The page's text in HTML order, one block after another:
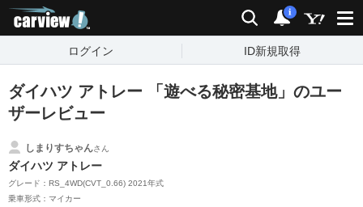
検索 通知
i
ログイン ID新規取得
ダイハツ アトレー 「遊べる秘密基地」のユー
ザーレビュー
しまりすちゃんさん
ダイハツ アトレー
グレード：RS_4WD(CVT_0.66) 2021年式
乗車形式：マイカー